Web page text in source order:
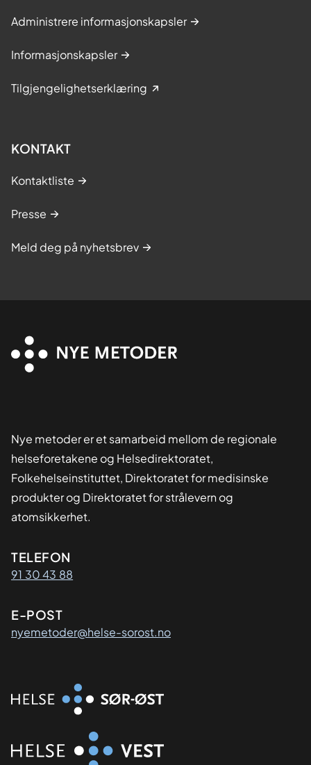
Administrere informasjonskapsler
Informasjonskapsler
Tilgjengelighetserklæring
KONTAKT
Kontaktliste
Presse
Meld deg på nyhetsbrev
Nye metoder er et samarbeid mellom de regionale
helseforetakene og Helsedirektoratet,
Folkehelseinstituttet, Direktoratet for medisinske
produkter og Direktoratet for strålevern og
atomsikkerhet.
Kontaktinformasjon
TELEFON
91 30 43 88
E-POST
nyemetoder@helse-sorost.no
Organisasjon